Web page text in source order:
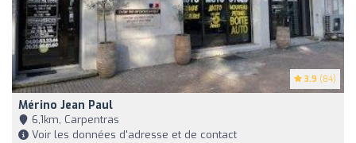
3.9 (84)
Mérino Jean Paul
6,1km, Carpentras
Voir les données d'adresse et de contact